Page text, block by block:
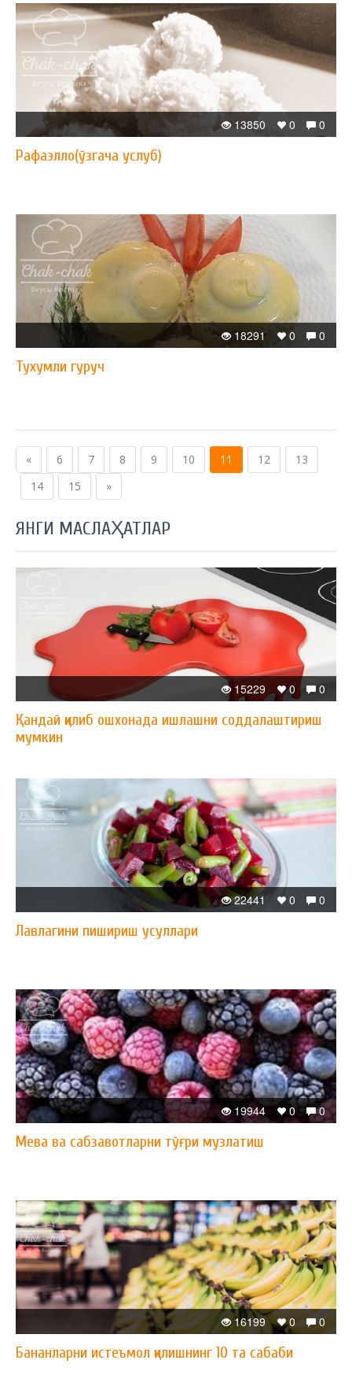
0
0
13850
Рафаэлло(ўзгача услуб)
0
0
18291
Тухумли гуруч
« 6 7 8 9 10 11 12
13
14
15 »
ЯНГИ МАСЛАҲАТЛАР
0
0
15229
Қандай қилиб ошхонада ишлашни соддалаштириш
мумкин
0
0
22441
Лавлагини пишириш усуллари
0
0
19944
Мева ва сабзавотларни тўғри музлатиш
0
0
16199
Бананларни истеъмол қилишнинг 10 та сабаби